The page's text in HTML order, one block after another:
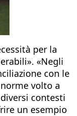
per la
«Negli
con le
volto a
contesti
un esempio